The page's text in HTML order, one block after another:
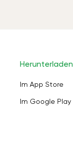
Herunterladen
Im App Store
Im Google Play